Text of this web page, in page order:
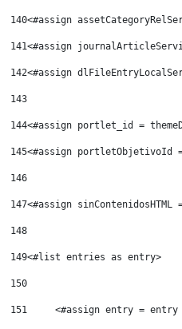
140<#assign
141<#assign
142<#assign
143
144<#assign portlet_id =
145<#assign
146
147<#assign
148
149<#list entries as entry>
150
151
<#assign entry = entry